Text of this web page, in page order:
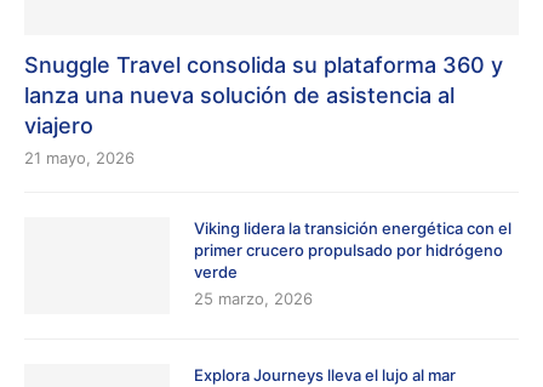
Snuggle Travel consolida su plataforma 360 y
lanza una nueva solución de asistencia al
viajero
21 mayo, 2026
Viking lidera la transición energética con el
primer crucero propulsado por hidrógeno
verde
25 marzo, 2026
Explora Journeys lleva el lujo al mar